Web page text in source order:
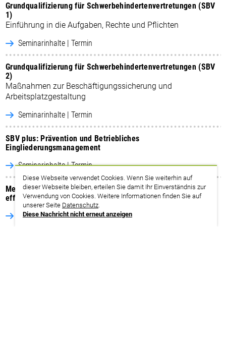
Diese Webseite verwendet Cookies. Wenn Sie weiterhin auf
dieser Webseite bleiben, erteilen Sie damit Ihr Einverständnis zur
Verwendung von Cookies. Weitere Informationen finden Sie auf
unserer Seite Datenschutz.
Diese Nachricht nicht erneut anzeigen
Grundqualifizierung für Schwerbehindertenvertretungen (SBV
1)
Einführung in die Aufgaben, Rechte und Pflichten
Seminarinhalte | Termin
Grundqualifizierung für Schwerbehindertenvertretungen (SBV
2)
Maßnahmen zur Beschäftigungssicherung und
Arbeitsplatzgestaltung
Seminarinhalte | Termin
SBV plus: Prävention und Betriebliches
Eingliederungsmanagement
Seminarinhalte | Termin
Menschen, Macken, Miteinander: Menschenkenntnis für
effektive Interessenvertretung
Seminarinhalte | Termin